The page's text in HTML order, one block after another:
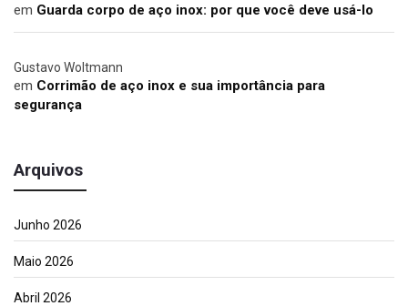
em Guarda corpo de aço inox: por que você deve usá-lo
Gustavo Woltmann
em Corrimão de aço inox e sua importância para
segurança
Arquivos
Junho 2026
Maio 2026
Abril 2026